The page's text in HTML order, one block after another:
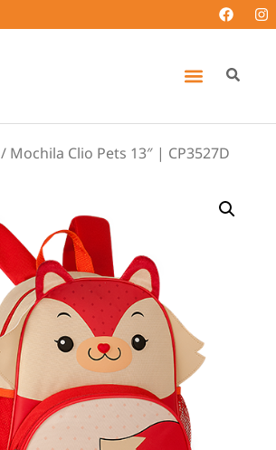
/ Mochila Clio Pets 13″ | CP3527D